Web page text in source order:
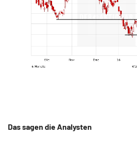
Das sagen die Analysten